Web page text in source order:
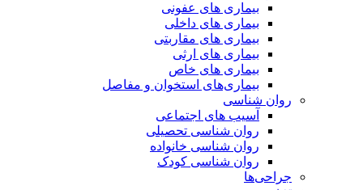
بیماری های عفونی
بیماری های داخلی
بیماری های مقاربتی
بیماری های ارثی
بیماری های خاص
بیماری‌های استخوان و مفاصل
روان شناسی
آسیب های اجتماعی
روان شناسی تحصیلی
روان شناسی خانواده
روان شناسی کودک
جراحی‌ها